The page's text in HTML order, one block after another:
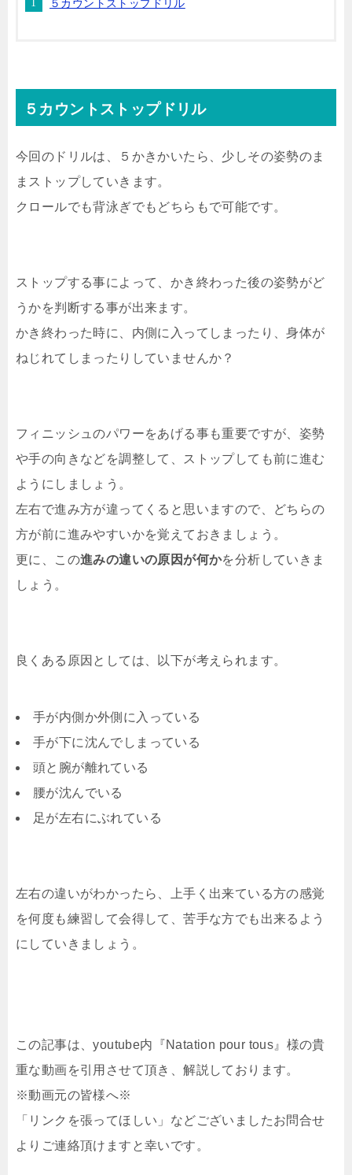
５カウントストップドリル
５カウントストップドリル
今回のドリルは、５かきかいたら、少しその姿勢のま
まストップしていきます。
クロールでも背泳ぎでもどちらもで可能です。
ストップする事によって、かき終わった後の姿勢がど
うかを判断する事が出来ます。
かき終わった時に、内側に入ってしまったり、身体が
ねじれてしまったりしていませんか？
フィニッシュのパワーをあげる事も重要ですが、姿勢
や手の向きなどを調整して、ストップしても前に進む
ようにしましょう。
左右で進み方が違ってくると思いますので、どちらの
方が前に進みやすいかを覚えておきましょう。
更に、この進みの違いの原因が何かを分析していきま
しょう。
良くある原因としては、以下が考えられます。
手が内側か外側に入っている
手が下に沈んでしまっている
頭と腕が離れている
腰が沈んでいる
足が左右にぶれている
左右の違いがわかったら、上手く出来ている方の感覚
を何度も練習して会得して、苦手な方でも出来るよう
にしていきましょう。
この記事は、youtube内『Natation pour tous』様の貴
重な動画を引用させて頂き、解説しております。
※動画元の皆様へ※
「リンクを張ってほしい」などございましたお問合せ
よりご連絡頂けますと幸いです。